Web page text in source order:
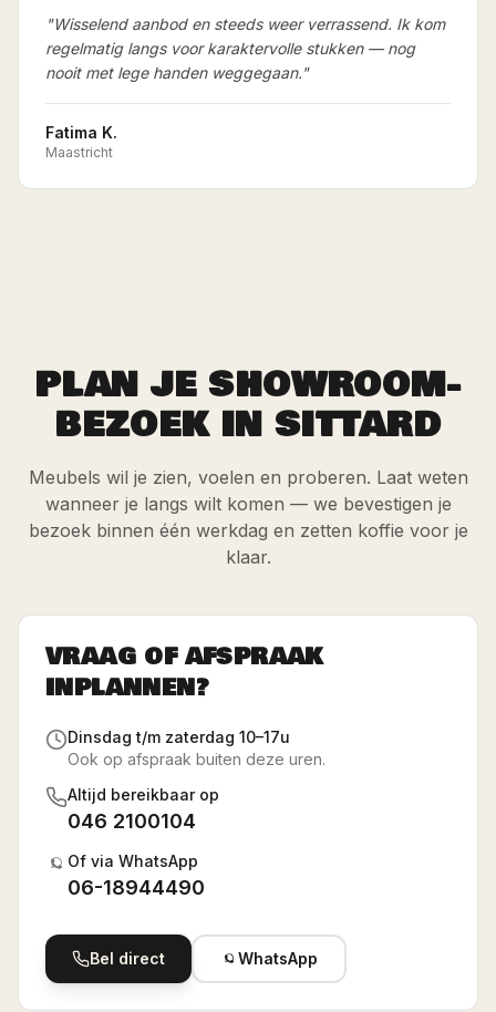
"Wisselend aanbod en steeds weer verrassend. Ik kom
regelmatig langs voor karaktervolle stukken — nog
nooit met lege handen weggegaan."
Fatima K.
Maastricht
PLAN JE SHOWROOM-
BEZOEK IN SITTARD
Meubels wil je zien, voelen en proberen. Laat weten
wanneer je langs wilt komen — we bevestigen je
bezoek binnen één werkdag en zetten koffie voor je
klaar.
VRAAG OF AFSPRAAK
INPLANNEN?
Dinsdag t/m zaterdag 10–17u
Ook op afspraak buiten deze uren.
Altijd bereikbaar op
046 2100104
Of via WhatsApp
06-18944490
Bel direct WhatsApp